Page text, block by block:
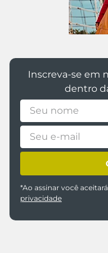
Inscreva-se em
dentro
*Ao assinar você
privacidade